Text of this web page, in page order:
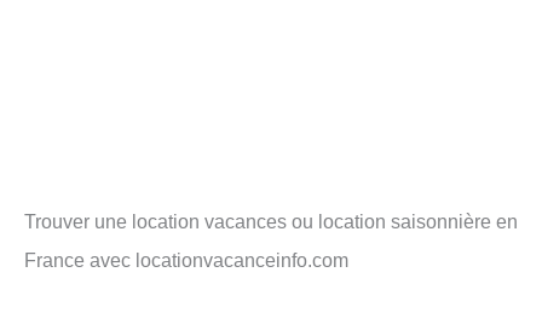
Trouver une location vacances ou location saisonnière en
France avec locationvacanceinfo.com